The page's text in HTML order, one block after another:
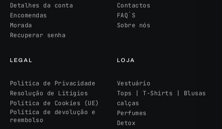
Detalhes da conta
Encomendas
Morada
Recuperar senha
Contactos
FAQ´S
Sobre nós
LEGAL
Politíca de Privacidade
Resolução de Litígios
Política de Cookies (UE)
Política de devolução e
reembolso
LOJA
Vestuário
Tops | T-Shirts | Blusas
calças
Perfumes
Detox